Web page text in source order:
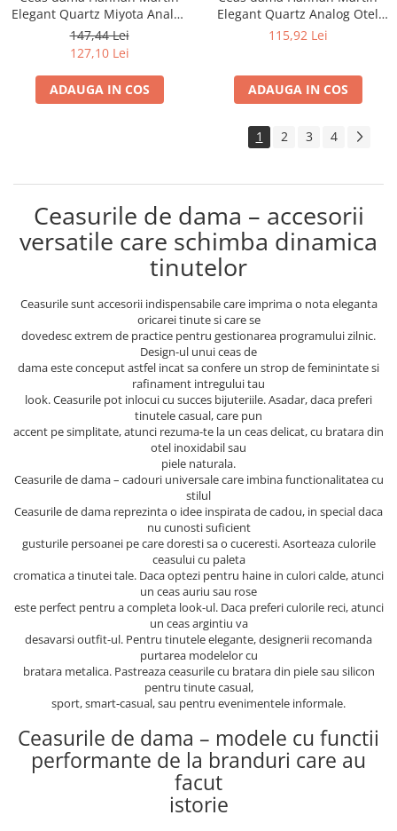
Elegant Quartz Miyota Analog
Otel inoxidabil
147,44 Lei
127,10 Lei
ADAUGA IN COS
Elegant Quartz Analog Otel
Fashion Luxury Bratara tip
115,92 Lei
ADAUGA IN COS
1 2 3 4
Ceasurile de dama – accesorii
versatile care schimba dinamica
tinutelor
Ceasurile sunt accesorii indispensabile care imprima o nota eleganta
oricarei tinute si care se
dovedesc extrem de practice pentru gestionarea programului zilnic.
Design-ul unui ceas de
dama este conceput astfel incat sa confere un strop de feminintate si
rafinament intregului tau
look. Ceasurile pot inlocui cu succes bijuteriile. Asadar, daca preferi
tinutele casual, care pun
accent pe simplitate, atunci rezuma-te la un ceas delicat, cu bratara din
otel inoxidabil sau
piele naturala.
Ceasurile de dama – cadouri universale care imbina functionalitatea cu
stilul
Ceasurile de dama reprezinta o idee inspirata de cadou, in special daca
nu cunosti suficient
gusturile persoanei pe care doresti sa o cuceresti. Asorteaza culorile
ceasului cu paleta
cromatica a tinutei tale. Daca optezi pentru haine in culori calde, atunci
un ceas auriu sau rose
este perfect pentru a completa look-ul. Daca preferi culorile reci, atunci
un ceas argintiu va
desavarsi outfit-ul. Pentru tinutele elegante, designerii recomanda
purtarea modelelor cu
bratara metalica. Pastreaza ceasurile cu bratara din piele sau silicon
pentru tinute casual,
sport, smart-casual, sau pentru evenimentele informale.
Ceasurile de dama – modele cu functii
performante de la branduri care au
facut
istorie